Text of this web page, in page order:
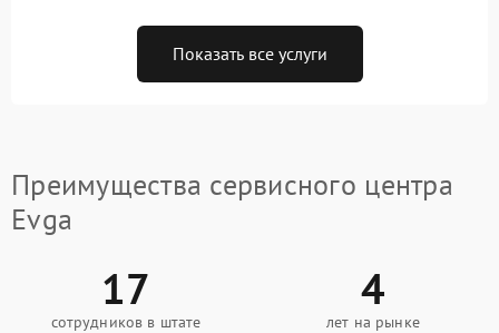
Показать все услуги
Преимущества сервисного центра
Evga
17
сотрудников в штате
4
лет на рынке